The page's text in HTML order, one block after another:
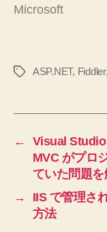
Microsoft
タ
ASP.NET, Fiddler,
←
Visual Studio
MVC がプロ
ていた問題を
→
IIS で管理さ
方法